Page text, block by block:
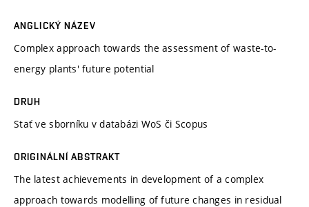
ANGLICKÝ NÁZEV
Complex approach towards the assessment of waste-to-
energy plants' future potential
DRUH
Stať ve sborníku v databázi WoS či Scopus
ORIGINÁLNÍ ABSTRAKT
The latest achievements in development of a complex
approach towards modelling of future changes in residual